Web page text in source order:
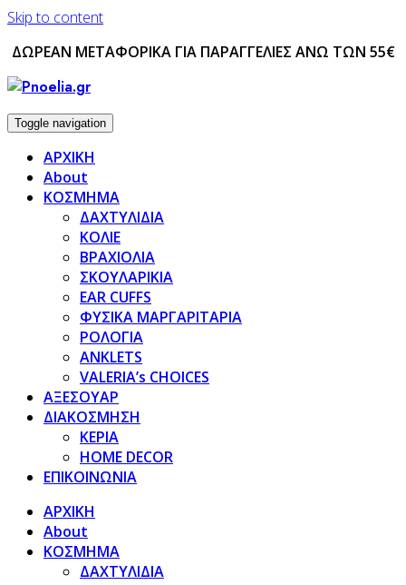
Skip to content
ΔΩΡΕΑΝ ΜΕΤΑΦΟΡΙΚΑ ΓΙΑ ΠΑΡΑΓΓΕΛΙΕΣ ΑΝΩ ΤΩΝ 55€
Toggle navigation
ΑΡΧΙΚΗ
About
ΚΟΣΜΗΜΑ
ΔΑΧΤΥΛΙΔΙΑ
ΚΟΛΙΕ
ΒΡΑΧΙΟΛΙΑ
ΣΚΟΥΛΑΡΙΚΙΑ
EAR CUFFS
ΦΥΣΙΚΑ ΜΑΡΓΑΡΙΤΑΡΙΑ
ΡΟΛΟΓΙΑ
ANKLETS
VALERIA’s CHOICES
ΑΞΕΣΟΥΑΡ
ΔΙΑΚΟΣΜΗΣΗ
ΚΕΡΙΑ
HOME DECOR
ΕΠΙΚΟΙΝΩΝΙΑ
ΑΡΧΙΚΗ
About
ΚΟΣΜΗΜΑ
ΔΑΧΤΥΛΙΔΙΑ